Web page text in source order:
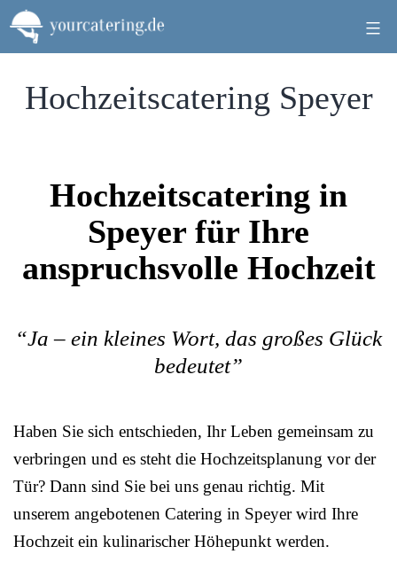
Zum
Inhalt
springen
Hochzeitscatering Speyer
Hochzeitscatering in
Speyer für Ihre
anspruchsvolle Hochzeit
“Ja – ein kleines Wort, das großes Glück
bedeutet”
Haben Sie sich entschieden, Ihr Leben gemeinsam zu
verbringen und es steht die Hochzeitsplanung vor der
Tür? Dann sind Sie bei uns genau richtig. Mit
unserem angebotenen Catering in Speyer wird Ihre
Hochzeit ein kulinarischer Höhepunkt werden.